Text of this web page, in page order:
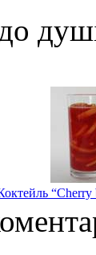
“Cherry